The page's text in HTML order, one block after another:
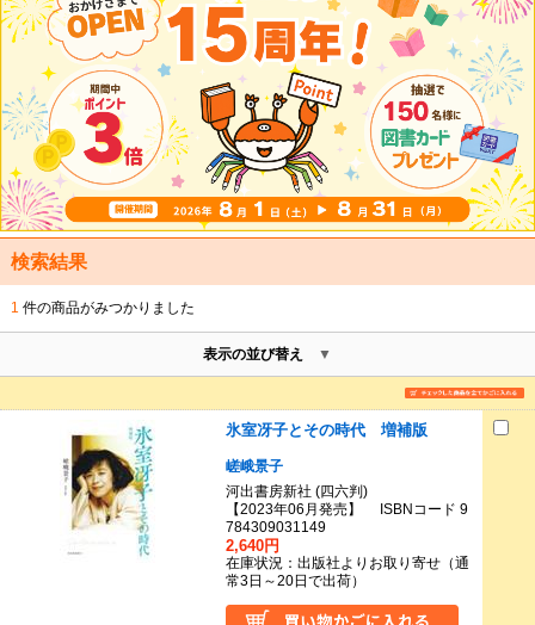
検索結果
1 件の商品がみつかりました
表示の並び替え
氷室冴子とその時代 増補版
嵯峨景子
河出書房新社 (四六判)
【2023年06月発売】 ISBNコード 9
784309031149
2,640円
在庫状況：出版社よりお取り寄せ（通
常3日～20日で出荷）